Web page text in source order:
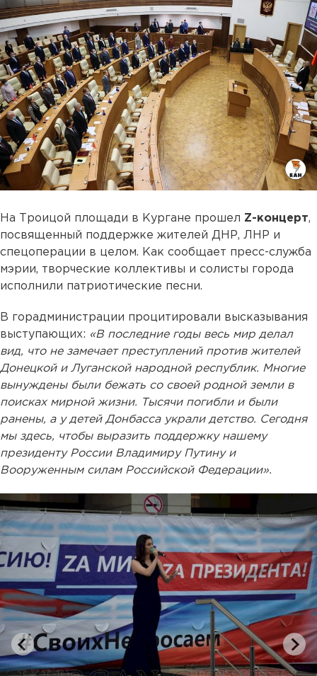
На Троицой площади в Кургане прошел Z-концерт,
посвященный поддержке жителей ДНР, ЛНР и
спецоперации в целом. Как сообщает пресс-служба
мэрии, творческие коллективы и солисты города
исполнили патриотические песни.
В горадминистрации процитировали высказывания
выступающих: «В последние годы весь мир делал
вид, что не замечает преступлений против жителей
Донецкой и Луганской народной республик. Многие
вынуждены были бежать со своей родной земли в
поисках мирной жизни. Тысячи погибли и были
ранены, а у детей Донбасса украли детство. Сегодня
мы здесь, чтобы выразить поддержку нашему
президенту России Владимиру Путину и
Вооруженным силам Российской Федерации».